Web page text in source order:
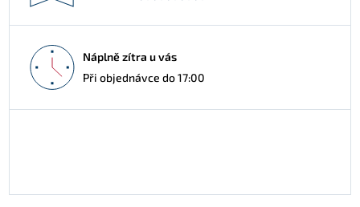
Náplně zítra u vás
Při objednávce do 17:00